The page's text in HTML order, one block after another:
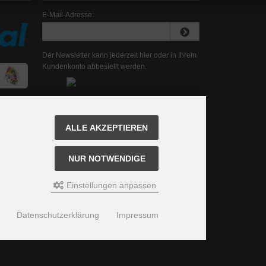
E-Mail-Adresse:
Der Newsletter kann jederzeit hier oder in Ihrem
Kundenkonto abbestellt werden.
ALLE AKZEPTIEREN
NUR NOTWENDIGE
Einstellungen anpassen
Datenschutzerklärung Impressum